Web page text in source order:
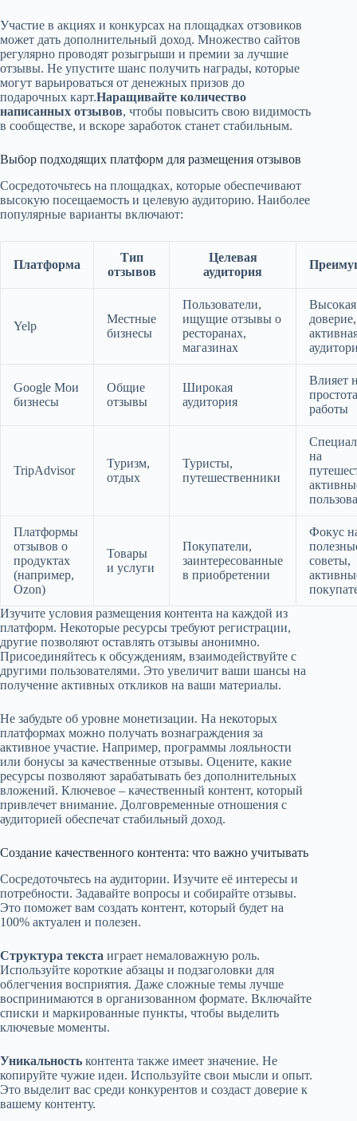
Участие в акциях и конкурсах на площадках отзовиков
может дать дополнительный доход. Множество сайтов
регулярно проводят розыгрыши и премии за лучшие
отзывы. Не упустите шанс получить награды, которые
могут варьироваться от денежных призов до
подарочных карт.Наращивайте количество
написанных отзывов, чтобы повысить свою видимость
в сообществе, и вскоре заработок станет стабильным.
Выбор подходящих платформ для размещения отзывов
Сосредоточьтесь на площадках, которые обеспечивают
высокую посещаемость и целевую аудиторию. Наиболее
популярные варианты включают:
Платформа
Тип
отзывов
Целевая
аудитория
Yelp
Местные
бизнесы
Пользователи,
ищущие отзывы о
ресторанах,
магазинах
Высокая
доверие,
Google Мои
бизнесы
Общие
отзывы
Широкая
аудитория
Влияет
простота
работы
TripAdvisor
Туризм,
отдых
Туристы,
путешественники
на
Платформы
отзывов о
продуктах
(например,
Ozon)
Товары
и услуги
Покупатели,
заинтересованные
в приобретении
Фокус
советы,
Изучите условия размещения контента на каждой из
платформ. Некоторые ресурсы требуют регистрации,
другие позволяют оставлять отзывы анонимно.
Присоединяйтесь к обсуждениям, взаимодействуйте с
другими пользователями. Это увеличит ваши шансы на
получение активных откликов на ваши материалы.
Не забудьте об уровне монетизации. На некоторых
платформах можно получать вознаграждения за
активное участие. Например, программы лояльности
или бонусы за качественные отзывы. Оцените, какие
ресурсы позволяют зарабатывать без дополнительных
вложений. Ключевое – качественный контент, который
привлечет внимание. Долговременные отношения с
аудиторией обеспечат стабильный доход.
Создание качественного контента: что важно учитывать
Сосредоточьтесь на аудитории. Изучите её интересы и
потребности. Задавайте вопросы и собирайте отзывы.
Это поможет вам создать контент, который будет на
100% актуален и полезен.
Структура текста играет немаловажную роль.
Используйте короткие абзацы и подзаголовки для
облегчения восприятия. Даже сложные темы лучше
воспринимаются в организованном формате. Включайте
списки и маркированные пункты, чтобы выделить
ключевые моменты.
Уникальность контента также имеет значение. Не
копируйте чужие идеи. Используйте свои мысли и опыт.
Это выделит вас среди конкурентов и создаст доверие к
вашему контенту.